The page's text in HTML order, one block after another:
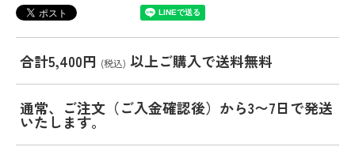
合計5,400円 (税込) 以上ご購入で送料無料
通常、ご注文（ご入金確認後）から3〜7日で発送
いたします。